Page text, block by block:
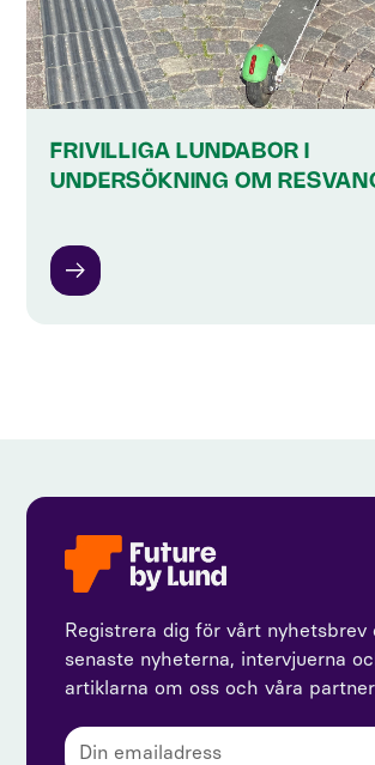
FRIVILLIGA LUNDABOR I
UNDERSÖKNING OM
Registrera dig för vårt nyhetsbrev
senaste nyheterna, intervjuerna
artiklarna om oss och våra